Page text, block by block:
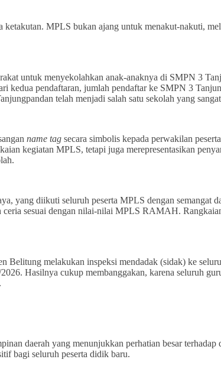
MPLS bukan ajang untuk menakut-nakuti,
untuk menyekolahkan anak-anaknya di SMPN 3
pendaftaran, jumlah pendaftar ke SMPN 3
telah menjadi salah satu sekolah yang
name tag secara simbolis kepada perwakilan
kegiatan MPLS, tetapi juga merepresentasikan
yang diikuti seluruh peserta MPLS dengan semangat
sesuai dengan nilai-nilai MPLS RAMAH.
Belitung melakukan inspeksi mendadak (sidak) ke
Hasilnya cukup membanggakan, karena seluruh
daerah yang menunjukkan perhatian besar
bagi seluruh peserta didik baru.